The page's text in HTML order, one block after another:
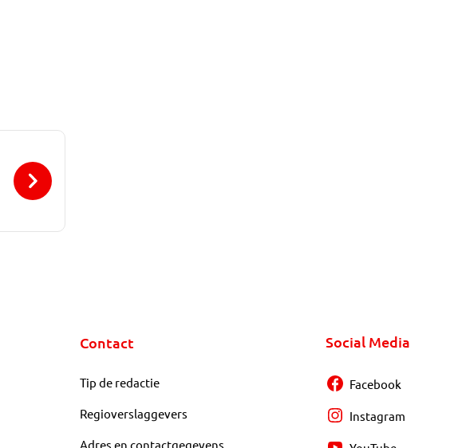
Contact
Tip de redactie
Regioverslaggevers
Adres en contactgegevens
Social Media
Facebook
Instagram